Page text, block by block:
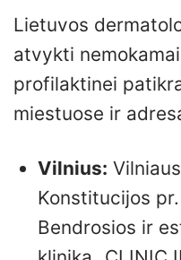
Lietuvos
atvykti
profilaktinei
miestuose ir
Vilnius:
Konstitucijos
Bendrosios ir